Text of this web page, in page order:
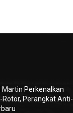
Martin Perkenalkan
Rotor, Perangkat Anti-